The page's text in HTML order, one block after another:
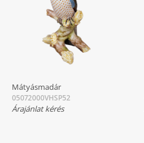
Mátyásmadár
05072000VHSP52
Árajánlat kérés